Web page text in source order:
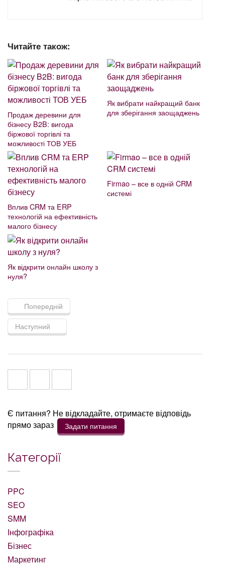
Читайте також:
Продаж деревини для
бізнесу B2B: вигода
біржової торгівлі та
можливості ТОВ УЕБ
Як вибрати найкращий банк
для зберігання заощаджень
Вплив CRM та ERP
технологій на ефективність
малого бізнесу
Firmao – все в одній CRM
системі
Як відкрити онлайн школу з
нуля?
Попередній
Наступний
Є питання? Не відкладайте, отримаєте відповідь
прямо зараз
Задати питання
Категорії
PPC
SEO
SMM
Інфографіка
Бізнес
Маркетинг